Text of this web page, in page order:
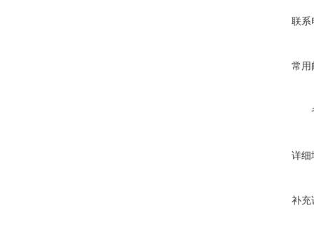
联系
常用
详细
补充